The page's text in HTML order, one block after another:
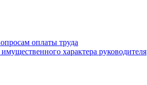
оплаты труда
характера руководителя